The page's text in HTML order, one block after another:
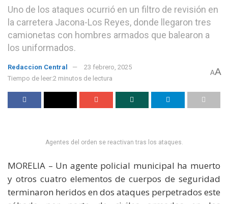
Uno de los ataques ocurrió en un filtro de revisión en
la carretera Jacona-Los Reyes, donde llegaron tres
camionetas con hombres armados que balearon a
los uniformados.
Redaccion Central
23 febrero, 2025
Tiempo de leer:2 minutos de lectura
AA
Agentes del orden se reactivan tras los ataques.
MORELIA – Un agente policial municipal ha muerto
y otros cuatro elementos de cuerpos de seguridad
terminaron heridos en dos ataques perpetrados este